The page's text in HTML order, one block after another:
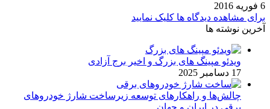
6 فوریه 2016
برای مشاهده دیدگاه ها کلیک نمایید
آخرین نوشته ها
ویدئو مپینگ های بزرگ و اخیر برج آزادی
17 دسامبر 2025
چالش‌ها و راهکارهای توسعه زیرساخت شارژ خودروهای
برقی در ایران و جهان